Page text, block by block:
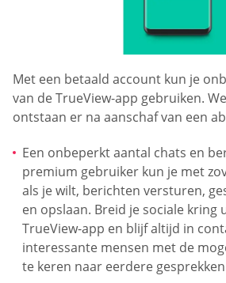
Met een betaald account kun je
van de TrueView-app gebruiken.
ontstaan er na aanschaf van een
Een onbeperkt aantal chats en
premium gebruiker kun je met
als je wilt, berichten versturen,
en opslaan. Breid je sociale kring
TrueView-app en blijf altijd in
interessante mensen met de
te keren naar eerdere